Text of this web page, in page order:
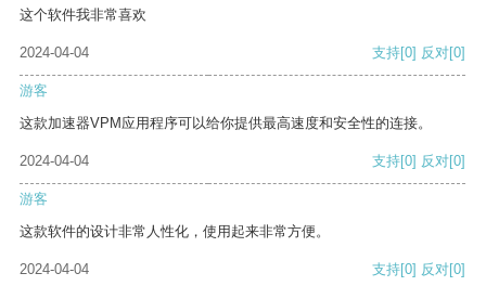
这个软件我非常喜欢
2024-04-04 支持[0] 反对[0]
游客
这款加速器VPM应用程序可以给你提供最高速度和安全性的连接。
2024-04-04 支持[0] 反对[0]
游客
这款软件的设计非常人性化，使用起来非常方便。
2024-04-04 支持[0] 反对[0]